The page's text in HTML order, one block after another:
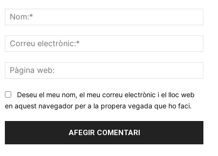
web:
Deseu el meu nom, el meu correu electrònic i el lloc web
en aquest navegador per a la propera vegada que ho faci.